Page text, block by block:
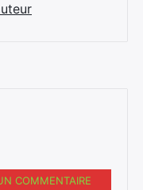
COMMENTAIRE